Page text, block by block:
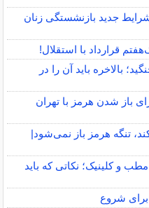
جدید بازنشستگی زنان
قرارداد با استقلال!
بالاخره باید آن را در
باز شدن هرمز با تهران
تنگه هرمز باز نمی‌شود|
و کلینیک؛ نکاتی که باید
شروع